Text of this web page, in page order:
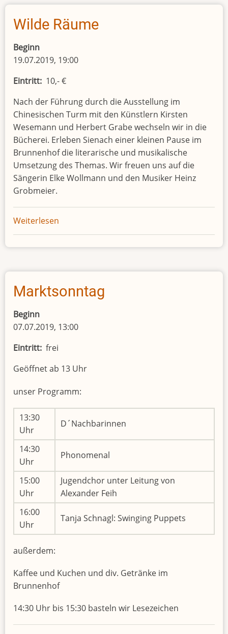
"Buch
und
Bier"
Wilde Räume
Beginn
19.07.2019, 19:00
Eintritt 10,- €
Nach der Führung durch die Ausstellung im
Chinesischen Turm mit den Künstlern Kirsten
Wesemann und Herbert Grabe wechseln wir in die
Bücherei. Erleben Sienach einer kleinen Pause im
Brunnenhof die literarische und musikalische
Umsetzung des Themas. Wir freuen uns auf die
Sängerin Elke Wollmann und den Musiker Heinz
Grobmeier.
Weiterlesen
Wilde
Räume
Marktsonntag
Beginn
07.07.2019, 13:00
Eintritt frei
Geöffnet ab 13 Uhr
unser Programm:
13:30
Uhr
D´Nachbarinnen
14:30
Uhr
Phonomenal
15:00
Uhr
Jugendchor unter Leitung von
Alexander Feih
16:00
Uhr
Tanja Schnagl: Swinging Puppets
außerdem:
Kaffee und Kuchen und div. Getränke im
Brunnenhof
14:30 Uhr bis 15:30 basteln wir Lesezeichen